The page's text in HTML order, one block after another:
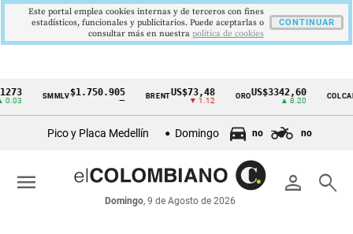
Cintillo
económicos
Colombia
SMMLV$1.750.905 BRENT US$73,48
▼ 1.12
ORO US$3342,60 COLCAP
Pico y Placa Medellín Domingo no no
person search
Domingo, 9 de Agosto de 2026
menu
Este portal emplea cookies internas y de terceros con fines
estadísticos, funcionales y publicitarios. Puede aceptarlas o
consultar más en nuestra politica de cookies
CONTINUAR